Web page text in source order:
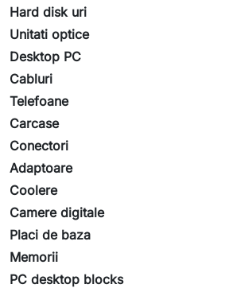
Hard disk uri
Unitati optice
Desktop PC
Cabluri
Telefoane
Carcase
Conectori
Adaptoare
Coolere
Camere digitale
Placi de baza
Memorii
PC desktop blocks